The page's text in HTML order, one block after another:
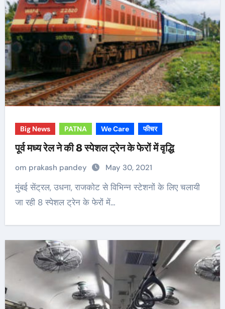
Big News PATNA We Care फीचर
पूर्व मध्य रेल ने की 8 स्पेशल ट्रेन के फेरों में वृद्धि
om prakash pandey May 30, 2021
मुंबई सेंट्रल, उधना, राजकोट से विभिन्न स्टेशनों के लिए चलायी
जा रही 8 स्पेशल ट्रेन के फेरों में…